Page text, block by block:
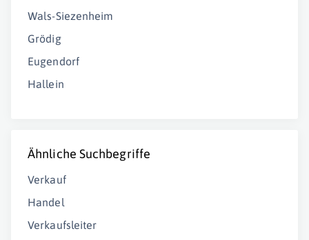
Wals-Siezenheim
Grödig
Eugendorf
Hallein
Ähnliche Suchbegriffe
Verkauf
Handel
Verkaufsleiter